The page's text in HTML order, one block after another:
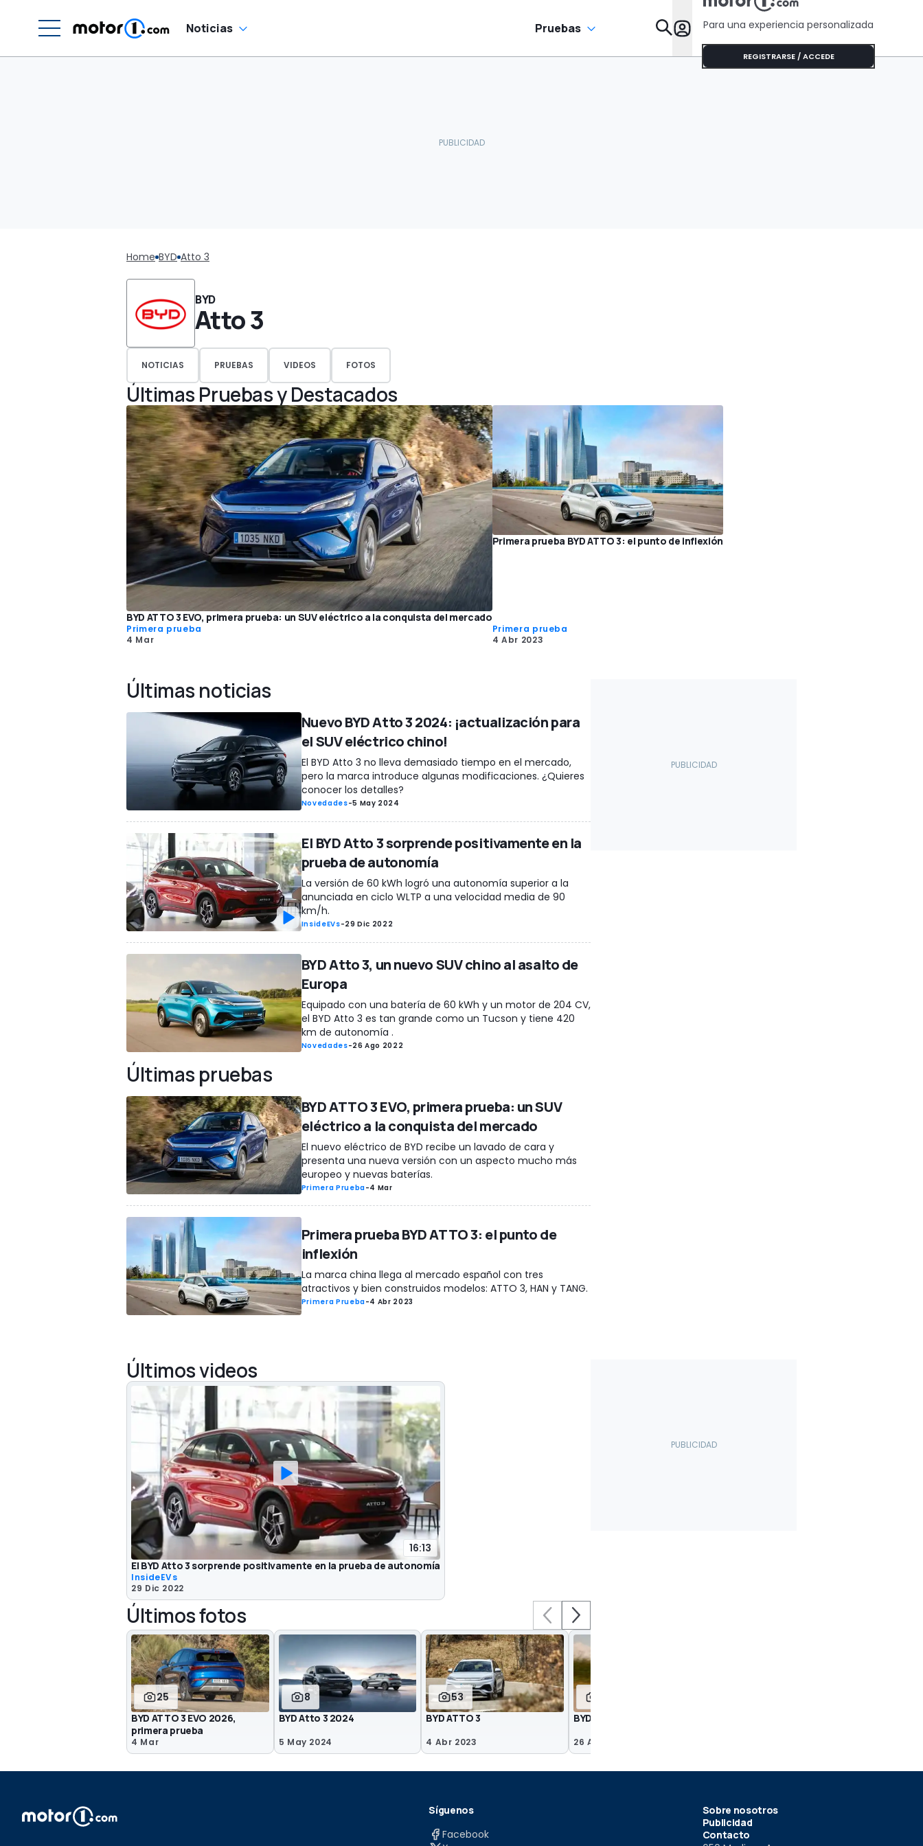
Noticias Pruebas Para una experiencia personalizada
REGISTRARSE / ACCEDE
Home BYD Atto 3
BYD
Atto 3
NOTICIAS PRUEBAS VIDEOS FOTOS
Últimas Pruebas y Destacados
BYD ATTO 3 EVO, primera prueba: un SUV eléctrico a la conquista del mercado
Primera prueba
4 Mar
Primera prueba BYD ATTO 3: el punto de inflexión
Primera prueba
4 Abr 2023
Últimas noticias
Nuevo BYD Atto 3 2024: ¡actualización para
el SUV eléctrico chino!
El BYD Atto 3 no lleva demasiado tiempo en el mercado,
pero la marca introduce algunas modificaciones. ¿Quieres
conocer los detalles?
Novedades-5 May 2024
El BYD Atto 3 sorprende positivamente en la
prueba de autonomía
La versión de 60 kWh logró una autonomía superior a la
anunciada en ciclo WLTP a una velocidad media de 90
km/h.
InsideEVs-29 Dic 2022
BYD Atto 3, un nuevo SUV chino al asalto de
Europa
Equipado con una batería de 60 kWh y un motor de 204 CV,
el BYD Atto 3 es tan grande como un Tucson y tiene 420
km de autonomía .
Novedades-26 Ago 2022
Últimas pruebas
BYD ATTO 3 EVO, primera prueba: un SUV
eléctrico a la conquista del mercado
El nuevo eléctrico de BYD recibe un lavado de cara y
presenta una nueva versión con un aspecto mucho más
europeo y nuevas baterías.
Primera Prueba-4 Mar
Primera prueba BYD ATTO 3: el punto de
inflexión
La marca china llega al mercado español con tres
atractivos y bien construidos modelos: ATTO 3, HAN y TANG.
Primera Prueba-4 Abr 2023
Últimos videos
16:13
El BYD Atto 3 sorprende positivamente en la prueba de autonomía
InsideEVs
29 Dic 2022
Últimos fotos
25
BYD ATTO 3 EVO 2026,
primera prueba
4 Mar
8
BYD Atto 3 2024
5 May 2024
53
BYD ATTO 3
4 Abr 2023
BYD Atto 3
26 Ago 2022
Síguenos
Facebook
Sobre nosotros
Publicidad
Contacto